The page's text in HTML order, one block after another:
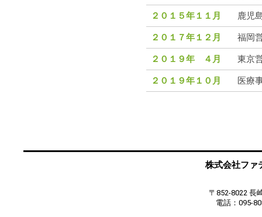
２０１５年１１月 鹿児
２０１７年１２月 福岡
２０１９年 ４月 東京
２０１９年１０月 医療
株式会社フ
〒852-8022 長
電話：095-